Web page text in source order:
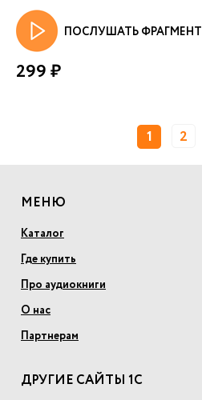
ПОСЛУШАТЬ ФРАГМЕНТ
299 ₽
1 2
МЕНЮ
Каталог
Где купить
Про аудиокниги
О нас
Партнерам
ДРУГИЕ САЙТЫ 1С